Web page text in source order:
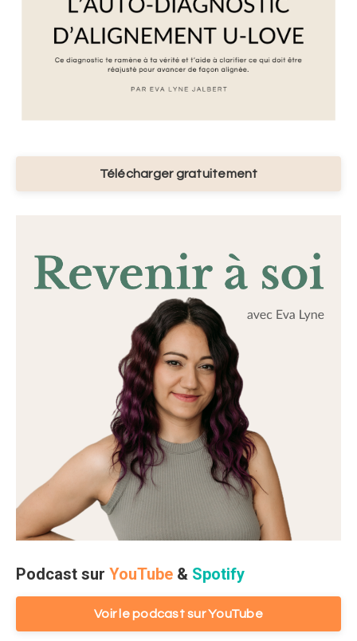
Télécharger gratuitement
Podcast sur YouTube & Spotify
Voir le podcast sur YouTube